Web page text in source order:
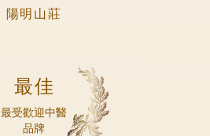
陽明山莊
最佳
最受歡迎中醫
品牌